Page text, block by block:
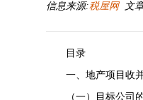
信息来源:税屋网文章
目录
一、地产项目收
（一）目标公司的